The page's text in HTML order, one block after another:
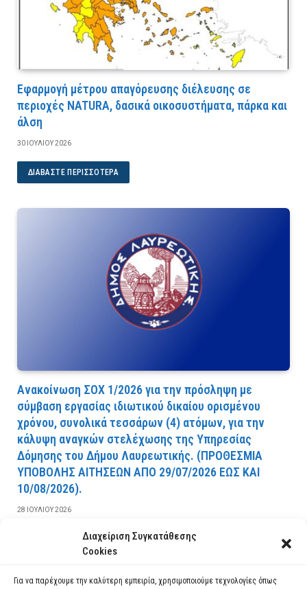
Διαχείριση Συγκατάθεσης
Cookies
Για να παρέχουμε την καλύτερη εμπειρία, χρησιμοποιούμε τεχνολογίες όπως
Εφαρμογή μέτρου απαγόρευσης διέλευσης σε
περιοχές NATURA, δασικά οικοσυστήματα, πάρκα και
άλση
30 ΙΟΥΛΊΟΥ 2026
ΔΙΑΒΆΣΤΕ ΠΕΡΙΣΣΌΤΕΡΑ
Ανακοίνωση ΣΟΧ 1/2026 για την πρόσληψη με
σύμβαση εργασίας ιδιωτικού δικαίου ορισμένου
χρόνου, συνολικά τεσσάρων (4) ατόμων, για την
κάλυψη αναγκών στελέχωσης της Υπηρεσίας
Δόμησης του Δήμου Λαυρεωτικής. (ΠPOΘEΣMIA
YΠOBOΛHΣ AITHΣEΩN AΠO 29/07/2026 EΩΣ KAI
10/08/2026).
28 ΙΟΥΛΊΟΥ 2026
ΔΙΑΒΆΣΤΕ ΠΕΡΙΣΣΌΤΕΡΑ